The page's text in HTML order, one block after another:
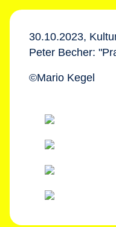
30.10.2023,
Peter Becher:
©Mario Kegel